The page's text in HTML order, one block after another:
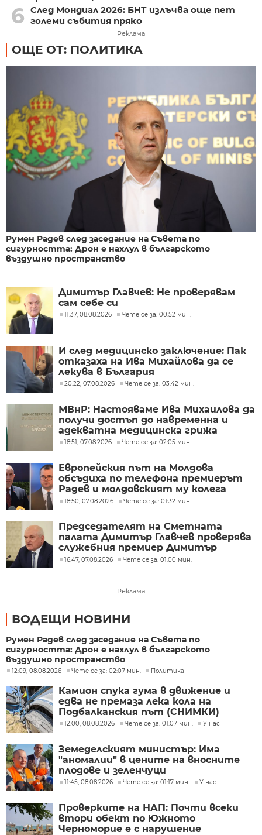
6 След Мондиал 2026: БНТ излъчва още пет
големи събития пряко
Реклама
ОЩЕ ОТ: ПОЛИТИКА
Румен Радев след заседание на Съвета по
сигурността: Дрон е нахлул в българското
въздушно пространство
Димитър Главчев: Не проверявам
сам себе си
11:37, 08.08.2026 Чете се за: 00:52 мин.
И след медицинско заключение: Пак
отказаха на Ива Михайлова да се
лекува в България
20:22, 07.08.2026 Чете се за: 03:42 мин.
МВнР: Настояваме Ива Михаилова да
получи достъп до навременна и
адекватна медицинска грижа
18:51, 07.08.2026 Чете се за: 02:05 мин.
Европейския път на Молдова
обсъдиха по телефона премиерът
Радев и молдовският му колега
Тофан
18:50, 07.08.2026 Чете се за: 01:32 мин.
Председателят на Сметната
палата Димитър Главчев проверява
служебния премиер Димитър
Главчев?
16:47, 07.08.2026 Чете се за: 01:00 мин.
Реклама
ВОДЕЩИ НОВИНИ
Румен Радев след заседание на Съвета по
сигурността: Дрон е нахлул в българското
въздушно пространство
12:09, 08.08.2026 Чете се за: 02:07 мин. Политика
Камион спука гума в движение и
едва не премаза лека кола на
Подбалканския път (СНИМКИ)
12:00, 08.08.2026 Чете се за: 01:07 мин. У нас
Земеделският министър: Има
"аномалии" в цените на вносните
плодове и зеленчуци
11:45, 08.08.2026 Чете се за: 01:17 мин. У нас
Проверките на НАП: Почти всеки
втори обект по Южното
Черноморие е с нарушение